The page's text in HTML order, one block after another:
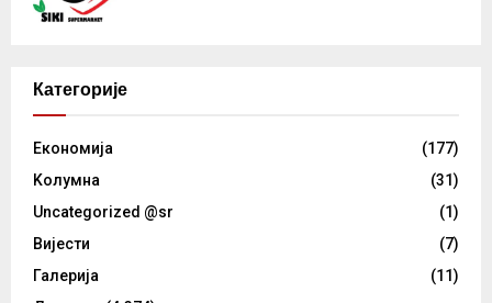
Категорије
Eкономија
(177)
Kолумнa
(31)
Uncategorized @sr
(1)
Вијести
(7)
Галерија
(11)